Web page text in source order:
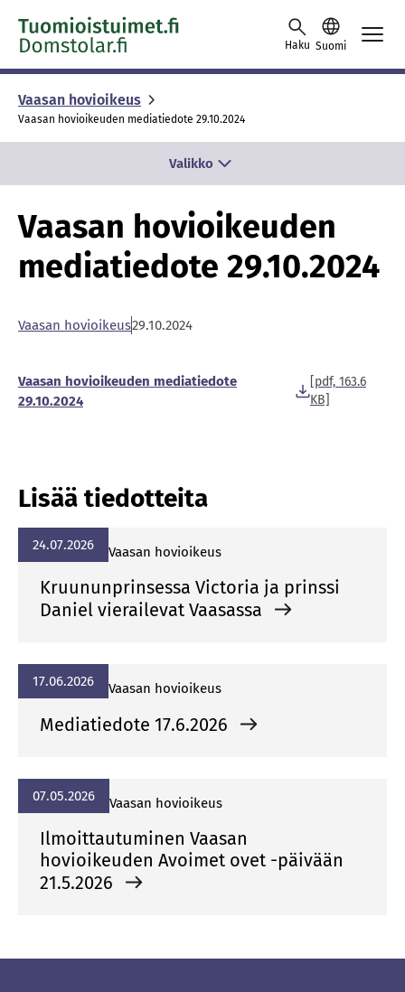
Skip to content -saavutettavuusohje
Haku Suomi
Vaasan hovioikeus
Vaasan hovioikeuden mediatiedote 29.10.2024
Valikko
Vaasan hovioikeuden
mediatiedote 29.10.2024
Vaasan hovioikeus29.10.2024
Vaasan hovioikeuden mediatiedote
29.10.2024
[pdf, 163.6
KB]
Lisää tiedotteita
24.07.2026 Vaasan hovioikeus
Kruununprinsessa Victoria ja prinssi
Daniel vierailevat Vaasassa
17.06.2026 Vaasan hovioikeus
Mediatiedote 17.6.2026
07.05.2026 Vaasan hovioikeus
Ilmoittautuminen Vaasan
hovioikeuden Avoimet ovet -päivään
21.5.2026